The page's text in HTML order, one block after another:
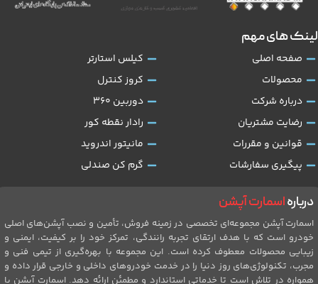
دربارهاسمارت آپشن
اسمارت آپشن مجموعه‌ای تخصصی در زمینه فروش، تأمین و نصب آپشن‌های اصلی
خودرو است که با هدف ارتقای تجربه رانندگی، تمرکز خود را بر کیفیت، ایمنی و
زیبایی محصولات معطوف کرده است. این مجموعه با بهره‌گیری از تیمی فنی و
مجرب، تکنولوژی‌های روز دنیا را در خدمت خودروهای داخلی و خارجی قرار داده و
همواره در تلاش است تا خدماتی استاندارد و مطمئن ارائه دهد. اسمارت آپشن با
لینک های مهم
صفحه اصلی
محصولات
درباره شرکت
رضایت مشتریان
قوانین و مقررات
پیگیری سفارشات
کیلس استارتر
کروز کنترل
دوربین 360
رادار نقطه کور
مانیتور اندروید
گرم کن صندلی